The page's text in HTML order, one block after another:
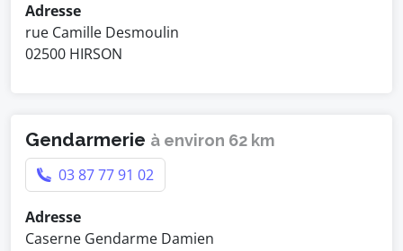
Adresse
rue Camille Desmoulin
02500 HIRSON
Gendarmerie à environ 62 km
03 87 77 91 02
Adresse
Caserne Gendarme Damien